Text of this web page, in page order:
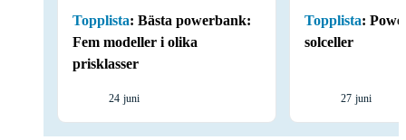
Topplista: Bästa powerbank:
Fem modeller i olika
prisklasser
24 juni
Topplista:
solceller
27 juni